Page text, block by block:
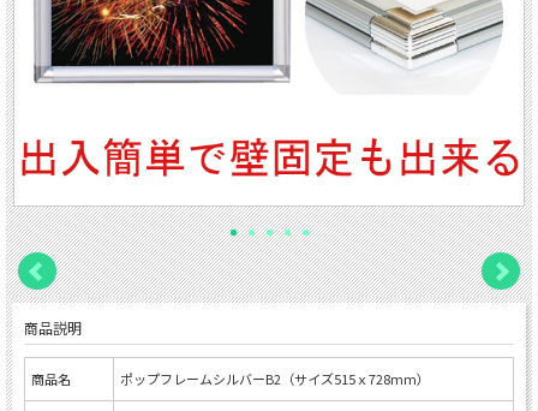
商品説明
商品名 ポップフレームシルバーB2（サイズ515ｘ728mm）